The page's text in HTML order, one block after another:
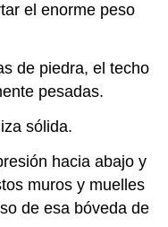
el enorme peso
de piedra, el techo
pesadas.
sólida.
hacia abajo y
muros y muelles
de esa bóveda de